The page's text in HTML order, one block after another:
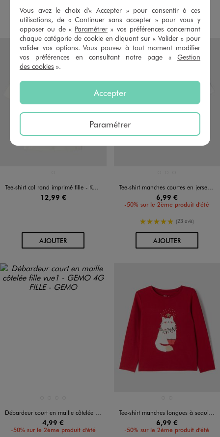
AJOUTERAU PANIER AJOUTER AU PANIER
Tee-shirt col rond imprimé fille - KPOP DEMON HUNTERS
12,99 €
AJOUTERAU PANIER
Tee-shirt manches courtes en jersey de coton ajouré fille
6,99 €
-50% sur le 2ème produit d'été
5/5 de moyenne
(23 avis)
AJOUTERAU PANIER
Débardeur court en maille côtelée fille
4,99 €
-50% sur le 2ème produit d'été
Tee-shirt manches longues à sequins brillants fille
6,99 €
-50% sur le 2ème produit d'été
Vous avez le choix d'« Accepter » pour consentir à ces
utilisations, de « Continuer sans accepter » pour vous y
opposer ou de « Paramétrer » vos préférences concernant
chaque catégorie de cookie en cliquant sur « Valider » pour
valider vos options. Vous pouvez à tout moment modifier
vos préférences en consultant notre page « Gestion
des cookies ».
Accepter
Paramétrer